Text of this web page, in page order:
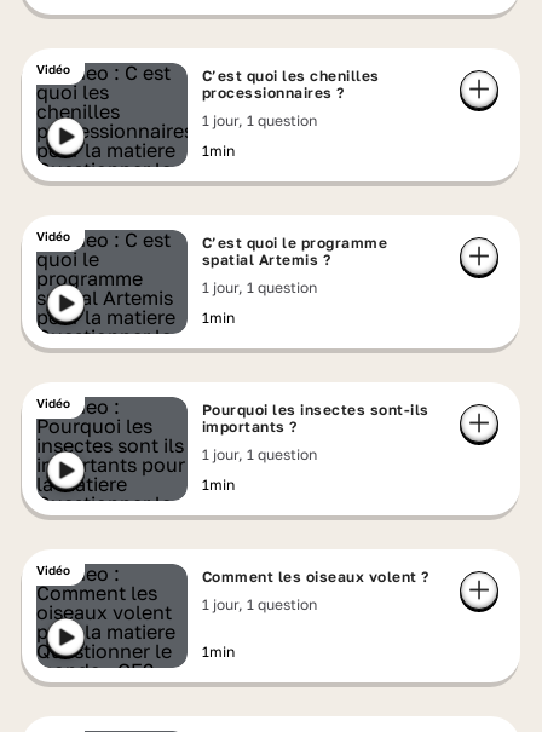
Vidéo
C’est quoi les chenilles
processionnaires ?
1 jour, 1 question
1min
Vidéo
C’est quoi le programme
spatial Artemis ?
1 jour, 1 question
1min
Vidéo
Pourquoi les insectes sont-ils
importants ?
1 jour, 1 question
1min
Vidéo
Comment les oiseaux volent ?
1 jour, 1 question
1min